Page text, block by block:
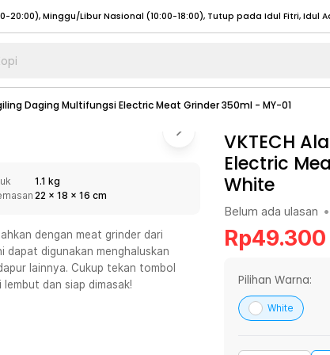
- 20:00), Sabtu - Minggu (08:00 - 20:00), Tutup pada Idul Fitri
Sabtu - Minggu/ Libur Nasional (08:00 - 17:00) Selengkapnya
Sabtu - Minggu/ Libur Nasional (08:00 - 17:00)
20:00), Minggu/Libur Nasional (12:00-20:00), Tutup pada Idul Fitri
20:00), Minggu/Libur Nasional (12:00-20:00), Tutup pada Idul Fitri
- 20:00), Sabtu - Minggu (08:00 - 20:00), Tutup pada Idul Fitri
Sabtu - Minggu/ Libur Nasional (08:00 - 17:00) Selengkapnya
20:00), Sabtu - Minggu/ Libur Nasional (08:00 - 17:00) Selengkapnya
Daging Multifungsi Electric Meat Grinder 350ml - MY-01
1.1 kg
22 x 18 x 16 cm
dengan meat grinder dari
dapat digunakan menghaluskan
lainnya. Cukup tekan tombol
dan siap dimasak!
VKTECH
Electric
White
Belum ada ulasan •
Rp49.300
Pilihan Warna:
White